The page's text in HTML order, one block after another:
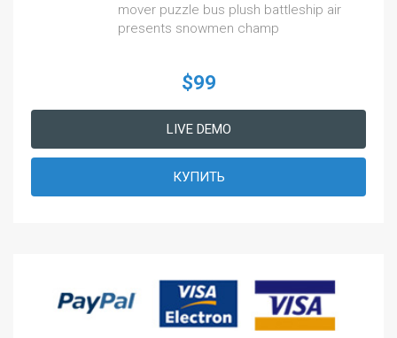
mover puzzle bus plush battleship air
presents snowmen champ
$99
LIVE DEMO
КУПИТЬ